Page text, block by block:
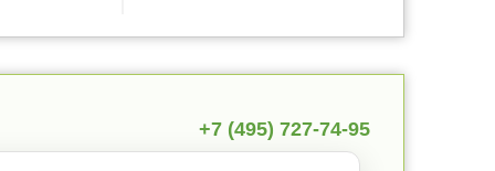
+7 (495) 727-74-95